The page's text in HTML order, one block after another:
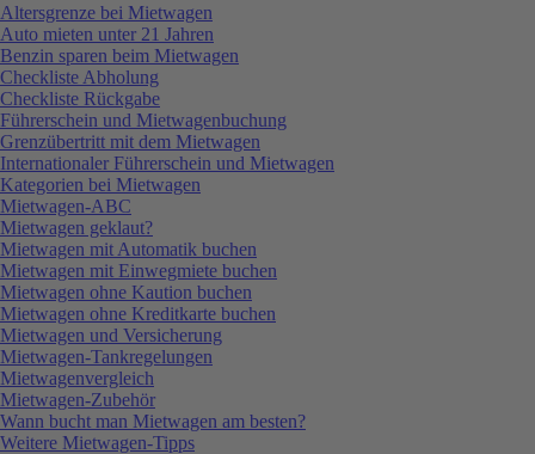
Altersgrenze bei Mietwagen
Auto mieten unter 21 Jahren
Benzin sparen beim Mietwagen
Checkliste Abholung
Checkliste Rückgabe
Führerschein und Mietwagenbuchung
Grenzübertritt mit dem Mietwagen
Internationaler Führerschein und Mietwagen
Kategorien bei Mietwagen
Mietwagen-ABC
Mietwagen geklaut?
Mietwagen mit Automatik buchen
Mietwagen mit Einwegmiete buchen
Mietwagen ohne Kaution buchen
Mietwagen ohne Kreditkarte buchen
Mietwagen und Versicherung
Mietwagen-Tankregelungen
Mietwagenvergleich
Mietwagen-Zubehör
Wann bucht man Mietwagen am besten?
Weitere Mietwagen-Tipps